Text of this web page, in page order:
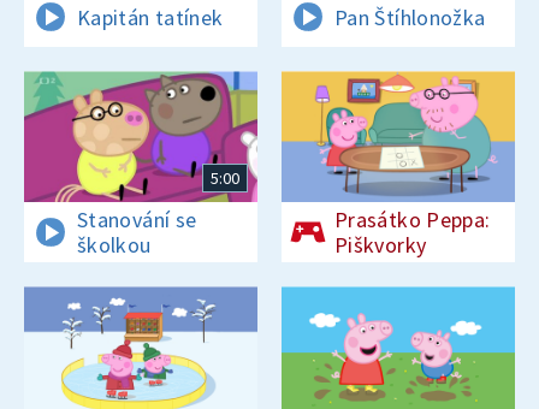
Kapitán tatínek Pan Štíhlonožka
5:00
Stanování se
školkou
Prasátko Peppa:
Piškvorky